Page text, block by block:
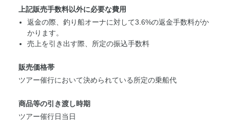
上記販売手数料以外に必要な費用
返金の際、釣り船オーナに対して3.6%の返金手数料がか
かります。
売上を引き出す際、所定の振込手数料
販売価格帯
ツアー催行において決められている所定の乗船代
商品等の引き渡し時期
ツアー催行日当日